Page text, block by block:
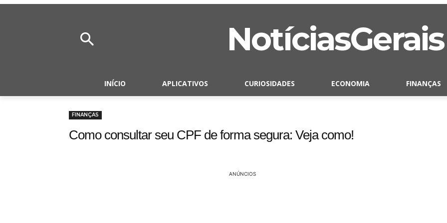
NotíciasGerais
INÍCIO APLICATIVOS CURIOSIDADES ECONOMIA FINANÇAS
FINANÇAS
Como consultar seu CPF de forma segura: Veja como!
ANÚNCIOS